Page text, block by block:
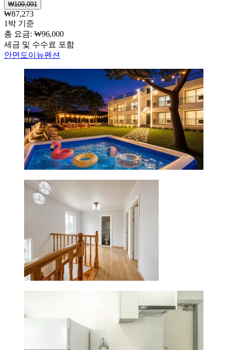
₩109,091
₩87,273
1박 기준
총 요금: ₩96,000
세금 및 수수료 포함
안면도이뉴펜션